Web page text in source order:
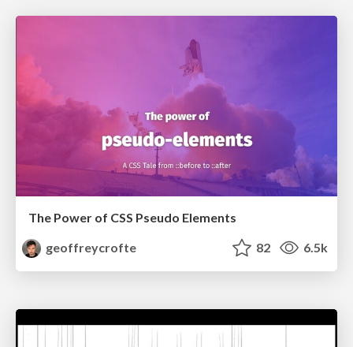
The Power of CSS Pseudo Elements
geoffreycrofte
82 6.5k